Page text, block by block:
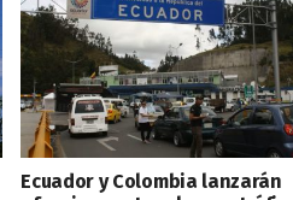
Ecuador y Colombia lanzarán